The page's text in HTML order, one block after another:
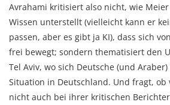
Avrahami kritisiert also nicht, wie
Wissen unterstellt (vielleicht kann er
passen, aber es gibt ja KI), dass sich
frei bewegt; sondern thematisiert den
Tel Aviv, wo sich Deutsche (und
Situation in Deutschland. Und fragt, ob
nicht auch bei ihrer kritischen